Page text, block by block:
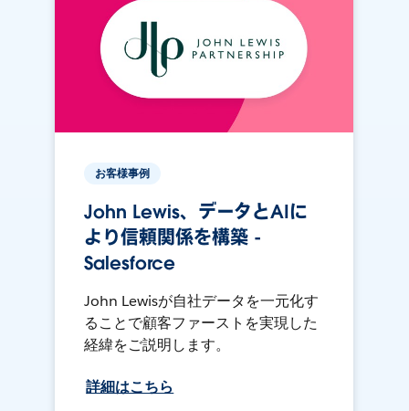
お客様事例
John Lewis、データとAIに
より信頼関係を構築 -
Salesforce
John Lewisが自社データを一元化す
ることで顧客ファーストを実現した
経緯をご説明します。
詳細はこちら